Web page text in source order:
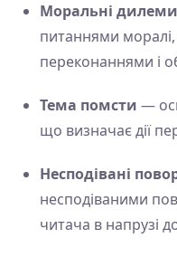
Моральні дилеми
питаннями
переконаннями і
Тема помсти —
що визначає дії
Несподівані
несподіваними
читача в напрузі